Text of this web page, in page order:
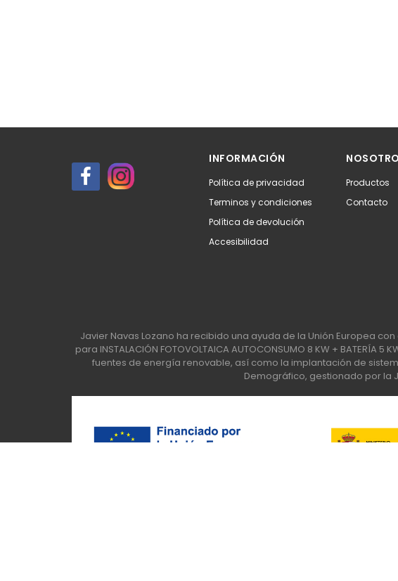
INFORMACIÓN
Política de privacidad
Terminos y condiciones
Política de devolución
Accesibilidad
Productos
Contacto
Javier Navas Lozano ha recibido una ayuda de la Unión Europea
para INSTALACIÓN FOTOVOLTAICA AUTOCONSUMO 8 KW +
fuentes de energía renovable, así como la implantación de
Demográfico, gestionado por la